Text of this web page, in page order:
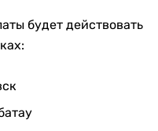
будет действовать